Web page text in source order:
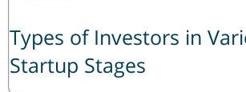
Types of Investors in
Startup Stages